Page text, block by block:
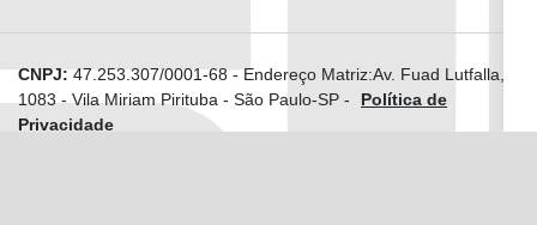
CNPJ:47.253.307/0001-68-Endereço Matriz:Av. Fuad Lutfalla,
1083 - Vila Miriam Pirituba - São Paulo-SP -
Política de
Privacidade